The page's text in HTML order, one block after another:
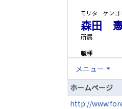
モリタ ケンゴ
森田
所属
職種
メニュー
ホームページ
http://